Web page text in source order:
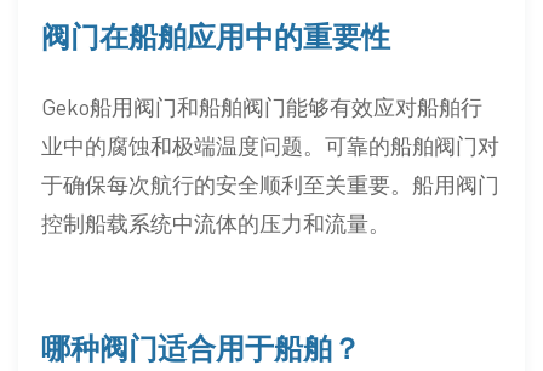
阀门在船舶应用中的重要性
Geko船用阀门和船舶阀门能够有效应对船舶行
业中的腐蚀和极端温度问题。可靠的船舶阀门对
于确保每次航行的安全顺利至关重要。船用阀门
控制船载系统中流体的压力和流量。
哪种阀门适合用于船舶？